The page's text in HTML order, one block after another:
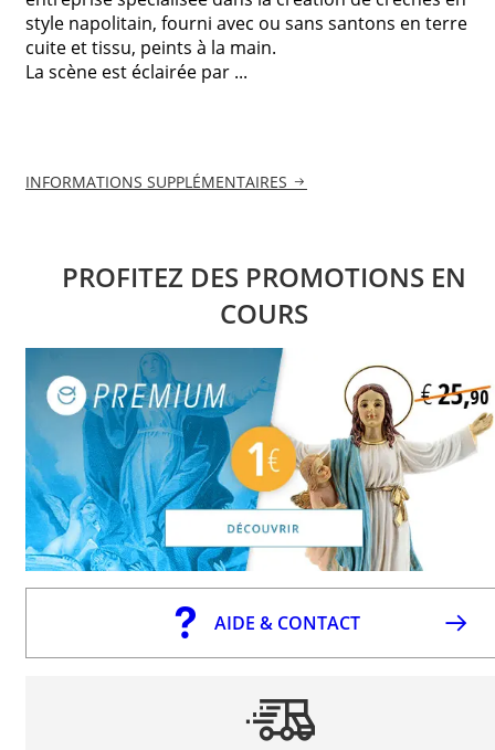
style napolitain, fourni avec ou sans santons en terre
cuite et tissu, peints à la main.
La scène est éclairée par ...
INFORMATIONS SUPPLÉMENTAIRES
PROFITEZ DES PROMOTIONS EN
COURS
AIDE & CONTACT